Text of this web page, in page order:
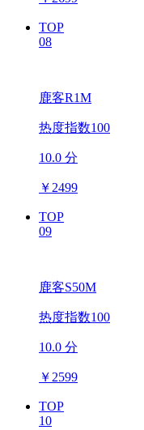
TOP
08
鹿客R1M
热度指数100
10.0 分
￥ 2499
TOP
09
鹿客S50M
热度指数100
10.0 分
￥ 2599
TOP
10